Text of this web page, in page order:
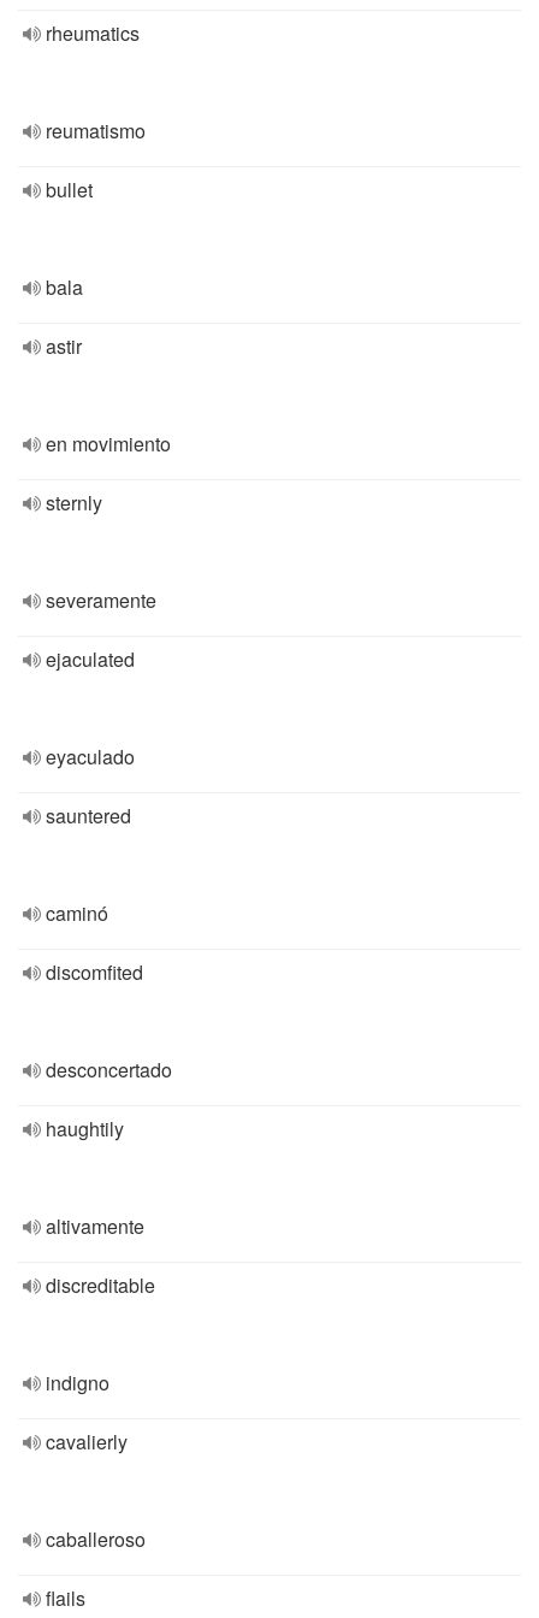
rheumatics
reumatismo
bullet
bala
astir
en movimiento
sternly
severamente
ejaculated
eyaculado
sauntered
caminó
discomfited
desconcertado
haughtily
altivamente
discreditable
indigno
cavalierly
caballeroso
flails